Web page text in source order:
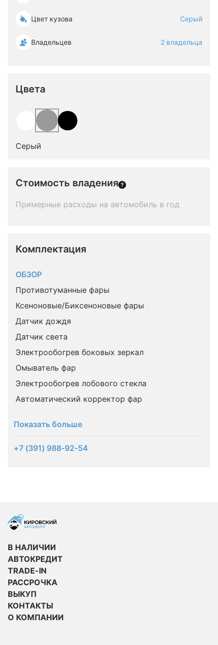
Цвет кузова Серый
Владельцев 2 владельца
Цвета
Серый
Стоимость владения
Примерные расходы на автомобиль в год
Комплектация
ОБЗОР
Противотуманные фары
Ксеноновые/Биксеноновые фары
Датчик дождя
Датчик света
Электрообогрев боковых зеркал
Омыватель фар
Электрообогрев лобового стекла
Автоматический корректор фар
Показать больше
+7 (391) 988-92-54
В НАЛИЧИИ
АВТОКРЕДИТ
TRADE-IN
РАССРОЧКА
ВЫКУП
КОНТАКТЫ
О КОМПАНИИ